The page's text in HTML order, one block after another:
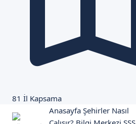
81 İl Kapsama
Anasayfa Şehirler Nasıl